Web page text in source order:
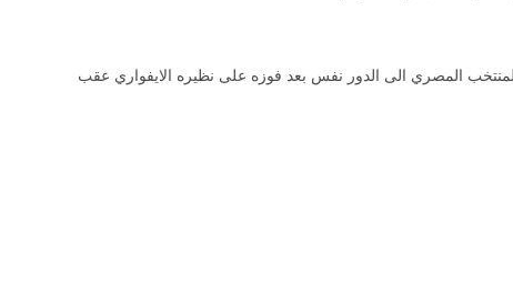
المصري الى الدور نفس بعد فوزه على نظيره الايفواري عقب